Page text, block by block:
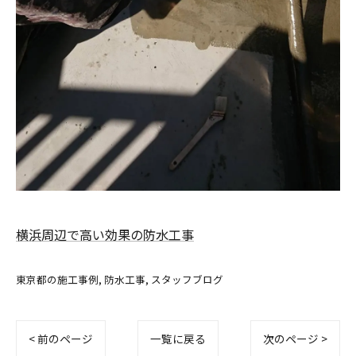
横浜周辺で高い効果の防水工事
東京都の施工事例 防水工事 スタッフブログ
< 前のページ 一覧に戻る 次のページ >